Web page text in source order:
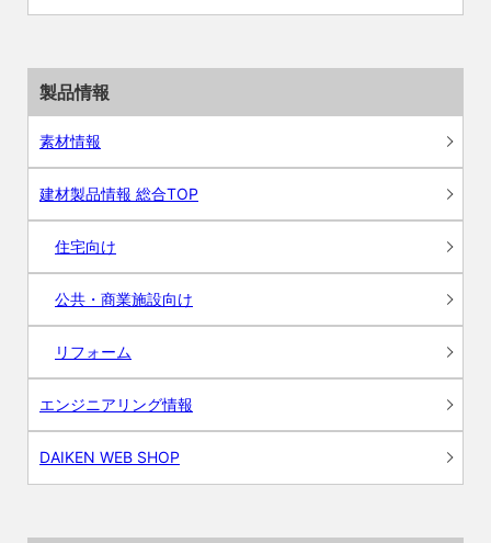
製品情報
素材情報
建材製品情報 総合TOP
住宅向け
公共・商業施設向け
リフォーム
エンジニアリング情報
DAIKEN WEB SHOP